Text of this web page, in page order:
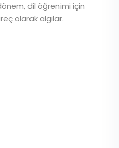
dil öğrenimi için
olarak algılar.